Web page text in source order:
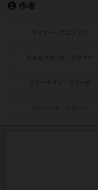
作者
ライナー・クニツィア
ヴォルフガング・クラマー
フリードマン・フリーゼ
クレメンス・フランツ